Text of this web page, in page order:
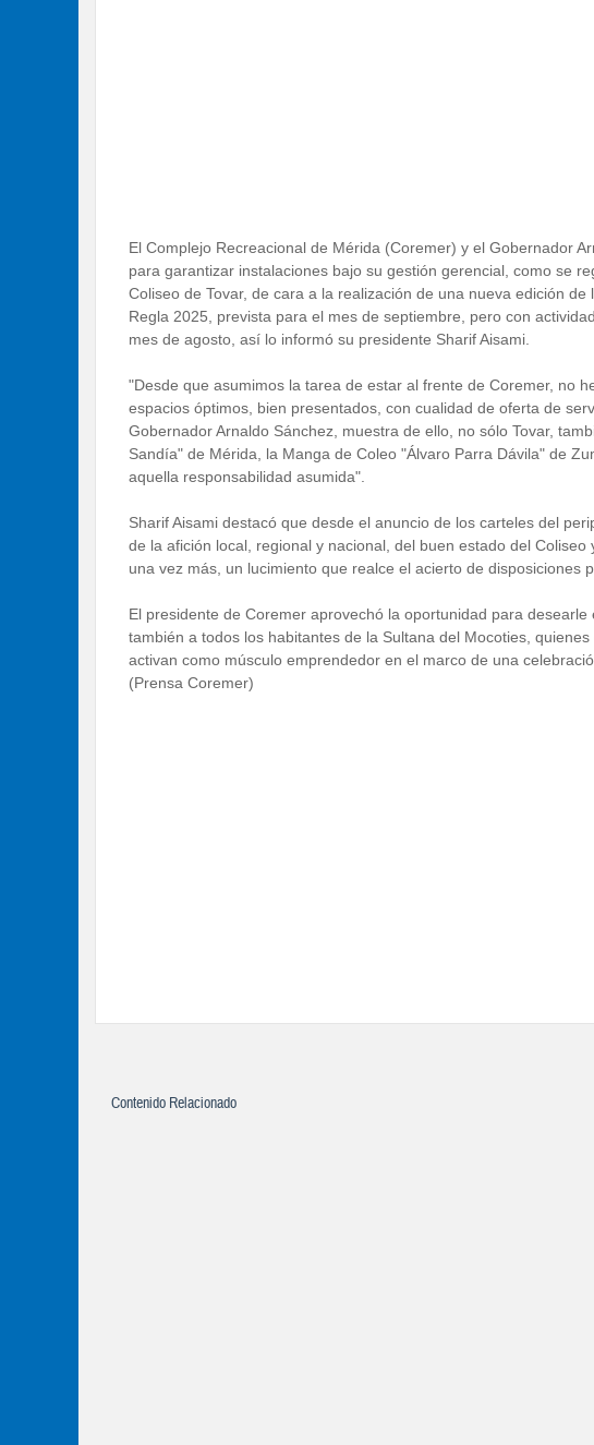
El Complejo Recreacional de Mérida (Coremer) y el Gobernador
para garantizar instalaciones bajo su gestión gerencial, como se
Coliseo de Tovar, de cara a la realización de una nueva edición
Regla 2025, prevista para el mes de septiembre, pero con
mes de agosto, así lo informó su presidente Sharif Aisami.
"Desde que asumimos la tarea de estar al frente de Coremer, no
espacios óptimos, bien presentados, con cualidad de oferta de
Gobernador Arnaldo Sánchez, muestra de ello, no sólo Tovar,
Sandía" de Mérida, la Manga de Coleo "Álvaro Parra Dávila" de
aquella responsabilidad asumida".
Sharif Aisami destacó que desde el anuncio de los carteles del
de la afición local, regional y nacional, del buen estado del Coliseo
una vez más, un lucimiento que realce el acierto de disposiciones
El presidente de Coremer aprovechó la oportunidad para
también a todos los habitantes de la Sultana del Mocoties,
activan como músculo emprendedor en el marco de una
(Prensa Coremer)
Contenido Relacionado